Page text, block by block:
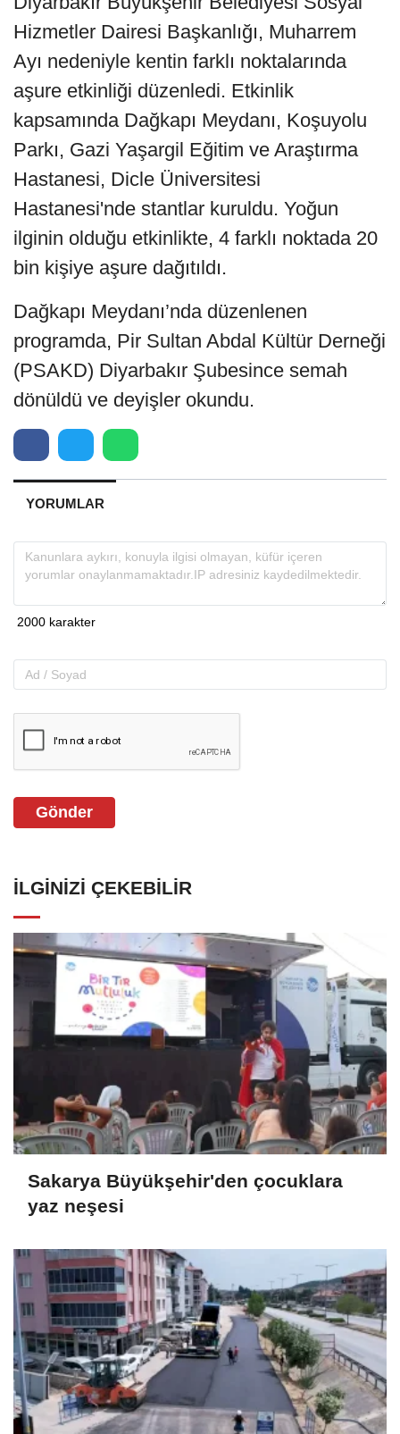
Hizmetler Dairesi Başkanlığı, Muharrem
Ayı nedeniyle kentin farklı noktalarında
aşure etkinliği düzenledi. Etkinlik
kapsamında Dağkapı Meydanı, Koşuyolu
Parkı, Gazi Yaşargil Eğitim ve Araştırma
Hastanesi, Dicle Üniversitesi
Hastanesi'nde stantlar kuruldu. Yoğun
ilginin olduğu etkinlikte, 4 farklı noktada 20
bin kişiye aşure dağıtıldı.
Dağkapı Meydanı’nda düzenlenen
programda, Pir Sultan Abdal Kültür Derneği
(PSAKD) Diyarbakır Şubesince semah
dönüldü ve deyişler okundu.
YORUMLAR
Gönder
İLGINIZI ÇEKEBILIR
Sakarya Büyükşehir'den çocuklara
yaz neşesi